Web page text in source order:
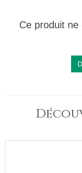
Ce produit ne